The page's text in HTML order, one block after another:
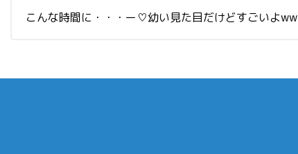
こんな時間に・・・ー♡幼い見た目だけどすごいよww